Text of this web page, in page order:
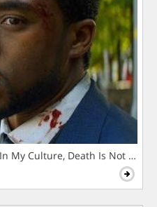
My Culture, Death Is Not The